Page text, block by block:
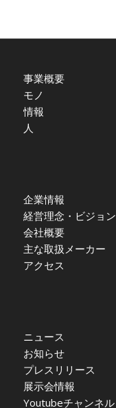
事業概要
モノ
情報
人
企業情報
経営理念・ビジョン
会社概要
主な取扱メーカー
アクセス
ニュース
お知らせ
プレスリリース
展示会情報
Youtubeチャンネル